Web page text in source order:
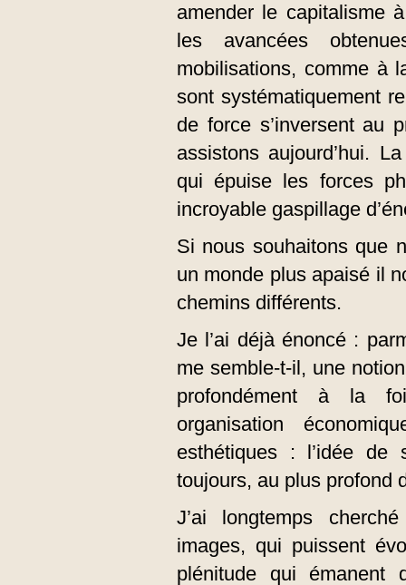
amender le capitalisme
les avancées
mobilisations, comme à
sont systématiquement
de force s’inversent au
assistons aujourd’hui.
qui épuise les forces
incroyable gaspillage
Si nous souhaitons que
un monde plus apaisé il
chemins différents.
Je l’ai déjà énoncé :
me semble-t-il, une
profondément à la
organisation
esthétiques : l’idée de
toujours, au plus profond
J’ai longtemps
images, qui puissent
plénitude qui émanent